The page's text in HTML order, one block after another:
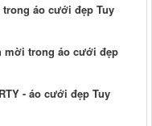
áo cưới đẹp Tuy
mời trong áo cưới đẹp
- áo cưới đẹp Tuy